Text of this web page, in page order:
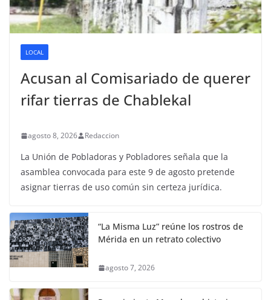
LOCAL
Acusan al Comisariado de querer
rifar tierras de Chablekal
agosto 8, 2026 Redaccion
La Unión de Pobladoras y Pobladores señala que la
asamblea convocada para este 9 de agosto pretende
asignar tierras de uso común sin certeza jurídica.
“La Misma Luz” reúne los rostros de
Mérida en un retrato colectivo
agosto 7, 2026